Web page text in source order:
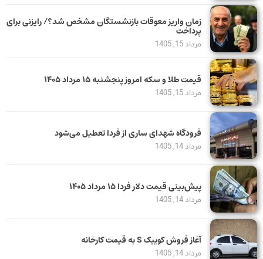
زمان واریز معوقات بازنشستگان مشخص شد؟/ رایزنی برای
پرداخت
مرداد 15, 1405
قیمت طلا و سکه امروز پنجشنبه ۱۵ مرداد ۱۴۰۵
مرداد 15, 1405
فرودگاه شهدای ساری از فردا تعطیل می‌شود
مرداد 14, 1405
پیش‌بینی قیمت دلار فردا ۱۵ مرداد ۱۴۰۵
مرداد 14, 1405
آغاز فروش کوییک S به قیمت کارخانه
مرداد 14, 1405